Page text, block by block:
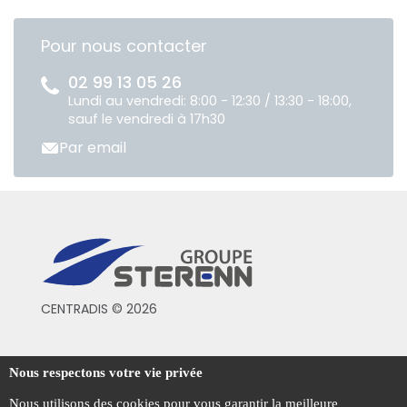
Pour nous contacter
02 99 13 05 26
Lundi au vendredi: 8:00 - 12:30 / 13:30 - 18:00,
sauf le vendredi à 17h30
Par email
CENTRADIS © 2026
Conditions générales de vente
Mentions légales
Nous respectons votre vie privée
Nous utilisons des cookies pour vous garantir la meilleure